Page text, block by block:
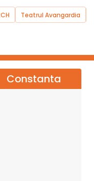
Teatrul Avangardia Turnee
Constanta